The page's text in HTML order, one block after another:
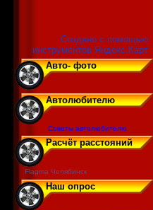
Создано с помощью
инструментов Яндекс.Карт
Авто- фото
Автолюбителю
Советы автолюбителю
Расчёт расстояний
Flagma Челябинск
Наш опрос